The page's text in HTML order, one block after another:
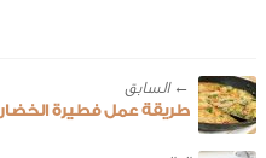
← ‎السابق
طريقة عمل فطيرة الخضار